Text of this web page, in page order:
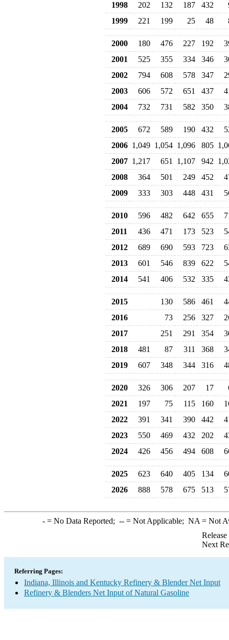
1998
202 132 187 432
1999
221 199 25 48
2000 180 476 227 192
2001
525 355 334 346
2002
794 608 578 347
2003
606 572 651 437
2004
732 731 582 350
2005 672 589 190 432
2006 1,049 1,054 1,096 805
2007 1,217 651 1,107 942
2008
364 501 249 452
2009
333 303 448 431
2010 596 482 642 655
2011
436 471 173 523
2012
689 690 593 723
2013
601 546 839 622
2014
541 406 532 335
2015 130 586 461
2016
73 256 327
2017
251 291 354
2018
481 87 311 368
2019
607 348 344 316
2020 326 306 207 17
2021
197 75 115 160
2022
391 341 390 442
2023
550 469 432 202
2024
426 456 494 608
2025 623 640 405 134
2026
888 578 675 513
-= No Data Reported; --= Not Applicable; NA = Not
Next
Referring Pages:
Indiana, Illinois and Kentucky Refinery & Blender Net Input
Refinery & Blenders Net Input of Natural Gasoline